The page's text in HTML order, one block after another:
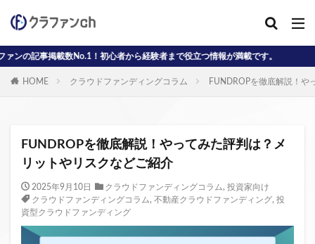
！初心者から経験者まで役立つ情報が満載です。
HOME クラウドファンディングコラム FUNDROPを徹底解説！や
FUNDROPを徹底解説！やってみた評判は？メ
リットやリスクなどご紹介
2025年9月10日 クラウドファンディングコラム, 投資家向け
クラウドファンディングコラム, 不動産クラウドファンディング, 投
資型クラウドファンディング
カテゴリー
AD J-reit reit インタビュー動画
クラウドファンディングコラム
クラウファンディングコラム
デジタル証券 ニュース 不動産ST